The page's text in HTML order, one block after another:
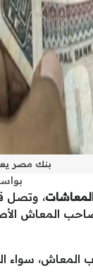
بنك مصر يعلن عن قرض “
المعاش، سواء